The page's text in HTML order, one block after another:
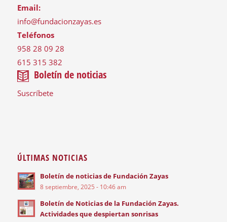
Email:
info@fundacionzayas.es
Teléfonos
958 28 09 28
615 315 382
Boletín de noticias
Suscríbete
ÚLTIMAS NOTICIAS
Boletín de noticias de Fundación Zayas
8 septiembre, 2025 - 10:46 am
Boletín de Noticias de la Fundación Zayas.
Actividades que despiertan sonrisas